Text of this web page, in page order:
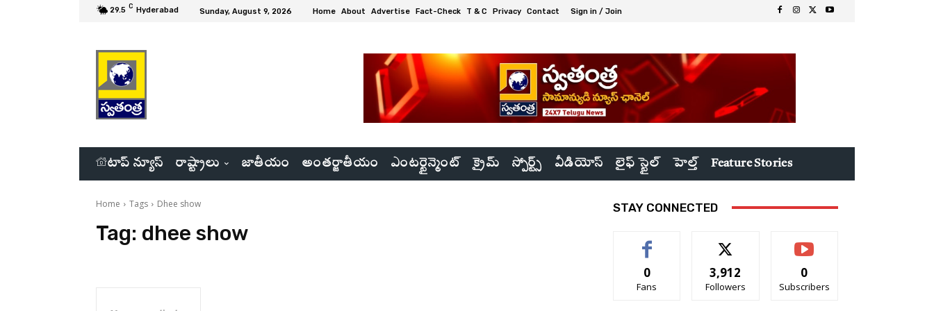
29.5 C Hyderabad Sunday, August 9, 2026 Home About Advertise Fact-Check T & C Privacy Contact Sign in / Join
టాప్ న్యూస్ రాష్ట్రాలు జాతీయం అంతర్జాతీయం ఎంటర్టైన్మెంట్ క్రైమ్ స్పోర్ట్స్ వీడియోస్ లైఫ్ స్టైల్ హెల్త్ Feature Stories
Home Tags Dhee show
Tag: dhee show
STAY CONNECTED
0
Fans
3,912
Followers
0
Subscribers